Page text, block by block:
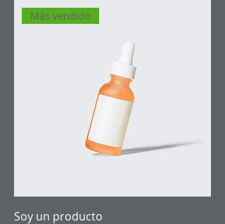
Más vendido
Soy un producto